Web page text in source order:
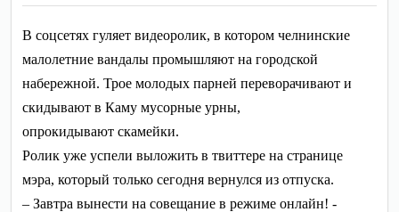
В соцсетях гуляет видеоролик, в котором челнинские
малолетние вандалы промышляют на городской
набережной. Трое молодых парней переворачивают и
скидывают в Каму мусорные урны,
опрокидывают скамейки.
Ролик уже успели выложить в твиттере на странице
мэра, который только сегодня вернулся из отпуска.
– Завтра вынести на совещание в режиме онлайн! -